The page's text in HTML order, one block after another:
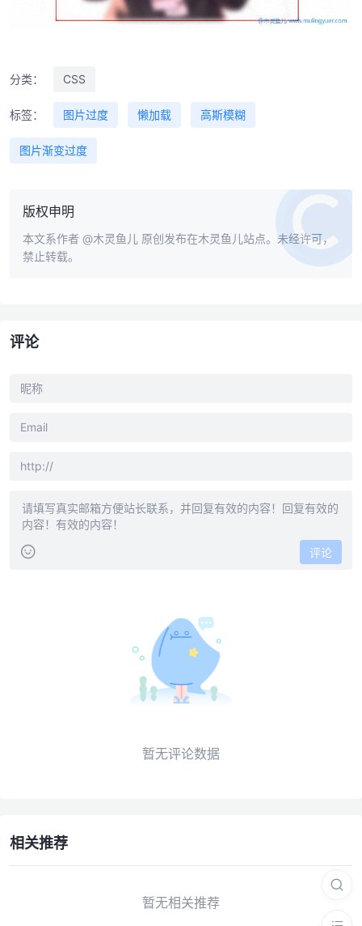
分类： CSS
标签： 图片过度 懒加载 高斯模糊
图片渐变过度
版权申明
本文系作者 @木灵鱼儿 原创发布在木灵鱼儿站点。未经许可，
禁止转载。
评论
评论
暂无评论数据
相关推荐
暂无相关推荐